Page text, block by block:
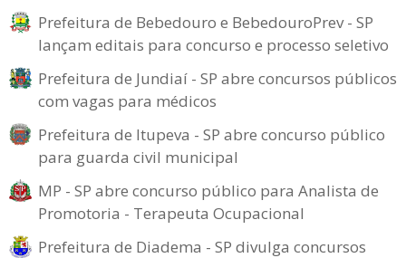
Prefeitura de Bebedouro e BebedouroPrev - SP
lançam editais para concurso e processo seletivo
Prefeitura de Jundiaí - SP abre concursos públicos
com vagas para médicos
Prefeitura de Itupeva - SP abre concurso público
para guarda civil municipal
MP - SP abre concurso público para Analista de
Promotoria - Terapeuta Ocupacional
Prefeitura de Diadema - SP divulga concursos